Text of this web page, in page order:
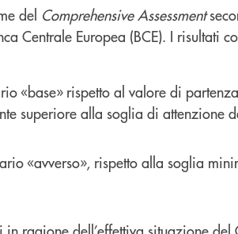
del Comprehensive Assessment
Centrale Europea (BCE). I risultati
«base» rispetto al valore di
superiore alla soglia di attenzione
«avverso», rispetto alla soglia